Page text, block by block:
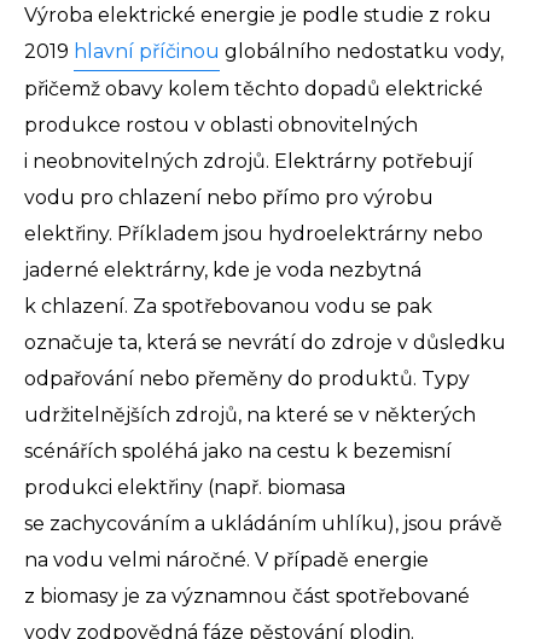
Výroba elektrické energie je podle studie z roku
2019 hlavní příčinou globálního nedostatku vody,
přičemž obavy kolem těchto dopadů elektrické
produkce rostou v oblasti obnovitelných
i neobnovitelných zdrojů. Elektrárny potřebují
vodu pro chlazení nebo přímo pro výrobu
elektřiny. Příkladem jsou hydroelektrárny nebo
jaderné elektrárny, kde je voda nezbytná
k chlazení. Za spotřebovanou vodu se pak
označuje ta, která se nevrátí do zdroje v důsledku
odpařování nebo přeměny do produktů. Typy
udržitelnějších zdrojů, na které se v některých
scénářích spoléhá jako na cestu k bezemisní
produkci elektřiny (např. biomasa
se zachycováním a ukládáním uhlíku), jsou právě
na vodu velmi náročné. V případě energie
z biomasy je za významnou část spotřebované
vody zodpovědná fáze pěstování plodin.